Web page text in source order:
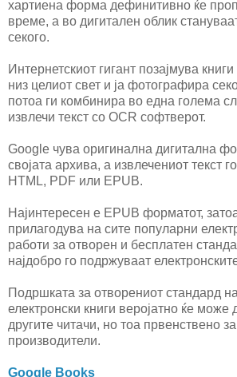
хартиена форма дефинитивно ќе
време, а во дигитален облик
секого.
Интернетскиот гигант позајмува
низ целиот свет и ја фотографира
потоа ги комбинира во една голема
извлечи текст со OCR софтверот.
Google чува оригинална дигитална
својата архива, а извлечениот текст
HTML, PDF или EPUB.
Најинтересен е EPUB форматот,
прилагодува на сите популарни
работи за отворен и бесплатен
најдобро го подржуваат
Подршката за отворениот стандард
електронски книги веројатно ќе може
другите читачи, но тоа првенствено
производители.
Google Books